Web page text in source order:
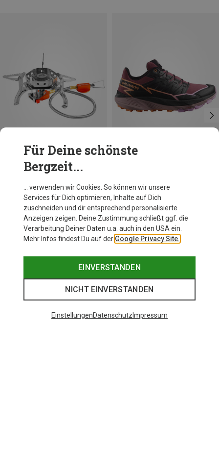
Glacier Remote Kocher
ONE SIZE
Für Deine schönste
Bergzeit...
… verwenden wir Cookies. So können wir unsere
Services für Dich optimieren, Inhalte auf Dich
zuschneiden und dir entsprechend personalisierte
Anzeigen zeigen. Deine Zustimmung schließt ggf. die
Verarbeitung Deiner Daten u.a. auch in den USA ein.
Mehr Infos findest Du auf der Google Privacy Site.
EINVERSTANDEN
NICHT EINVERSTANDEN
EinstellungenDatenschutz Impressum